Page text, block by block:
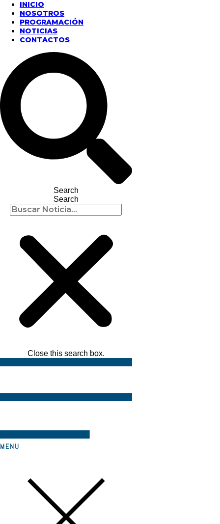
INICIO
NOSOTROS
PROGRAMACIÓN
NOTICIAS
CONTACTOS
Search
Search
Close this search box.
MENU